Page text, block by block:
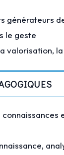
générateurs
le geste
valorisation,